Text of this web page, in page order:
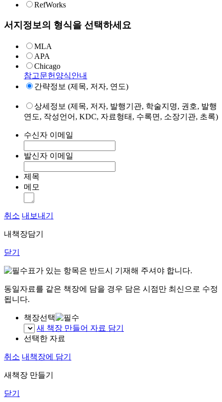
RefWorks
서지정보의 형식을 선택하세요
MLA
APA
Chicago
참고문헌양식안내
간략정보 (제목, 저자, 연도)
상세정보 (제목, 저자, 발행기관, 학술지명, 권호, 발행
연도, 작성언어, KDC, 자료형태, 수록면, 소장기관, 초록)
수신자 이메일
발신자 이메일
제목
메모
취소 내보내기
내책장담기
닫기
표가 있는 항목은 반드시 기재해 주셔야 합니다.
동일자료를 같은 책장에 담을 경우 담은 시점만 최신으로 수정
됩니다.
책장선택
새 책장 만들어 자료 담기
선택한 자료
취소 내책장에 담기
새책장 만들기
닫기